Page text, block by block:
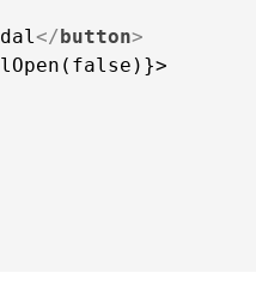
</button>